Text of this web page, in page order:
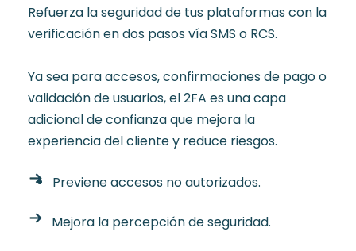
Refuerza la seguridad de tus plataformas con la
verificación en dos pasos vía SMS o RCS.
Ya sea para accesos, confirmaciones de pago o
validación de usuarios, el 2FA es una capa
adicional de confianza que mejora la
experiencia del cliente y reduce riesgos.
Previene accesos no autorizados.
Mejora la percepción de seguridad.